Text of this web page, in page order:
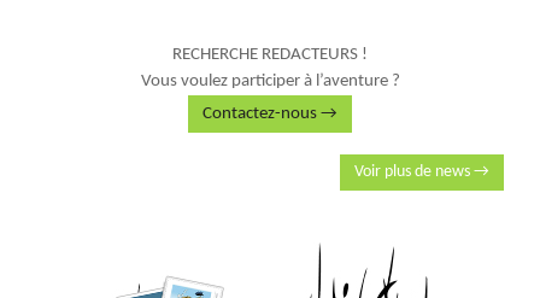
RECHERCHE REDACTEURS !
Vous voulez participer à l’aventure ?
Contactez-nous →
Voir plus de news →